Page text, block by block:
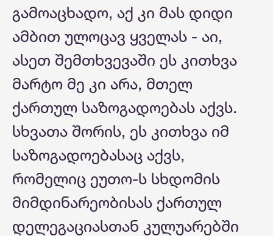
გამოაცხადო, აქ კი მას დიდი
ამბით ულოცავ ყველას - აი,
ასეთ შემთხვევაში ეს კითხვა
მარტო მე კი არა, მთელ
ქართულ საზოგადოებას აქვს.
სხვათა შორის, ეს კითხვა იმ
საზოგადოებასაც აქვს,
რომელიც ეუთო-ს სხდომის
მიმდინარეობისას ქართულ
დელეგაციასთან კულუარებში